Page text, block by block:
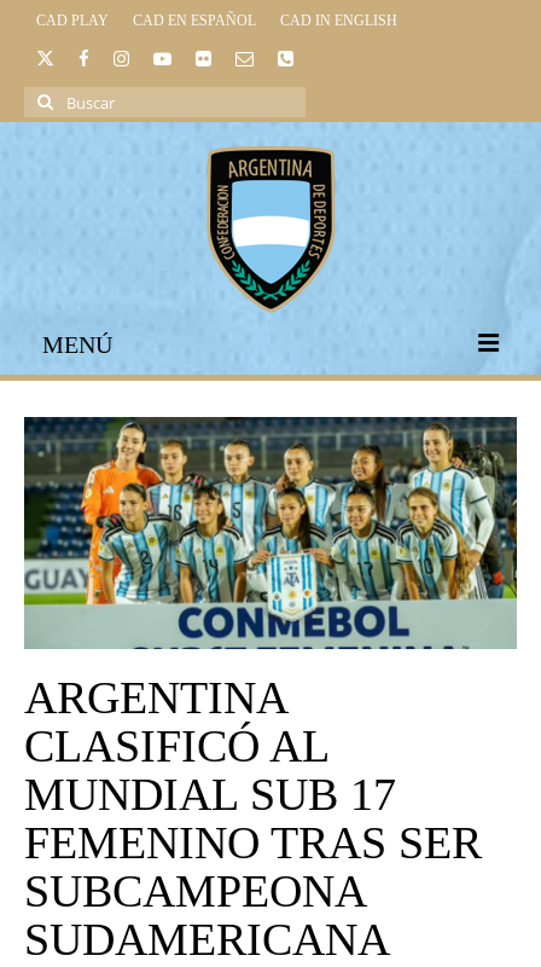
CAD PLAY CAD EN ESPAÑOL CAD IN ENGLISH
Buscar
por:
MENÚ
INICIO
INSTITUCIONAL
LEGISLACIÓN DEPORTIVA
UNIVERSO CAD
NOTICIAS
CAD MEDIA
CAD FEDERAL
ARGENTINA
CLASIFICÓ AL
MUNDIAL SUB 17
FEMENINO TRAS SER
SUBCAMPEONA
SUDAMERICANA